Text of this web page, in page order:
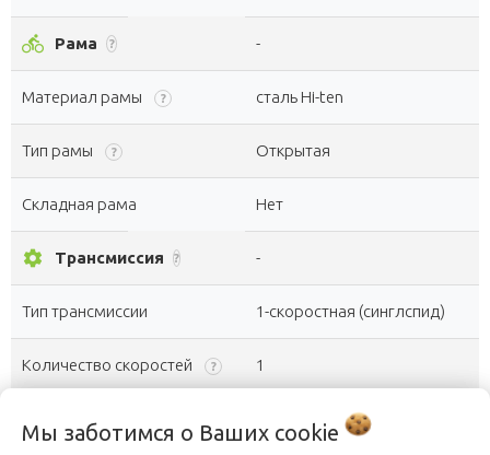
directions_bike Рама ? -
Материал рамы ? сталь Hi-ten
Тип рамы ? Открытая
Складная рама Нет
settings Трансмиссия ? -
Тип трансмиссии 1-скоростная (синглспид)
Количество скоростей ? 1
Golden Swallow стальная
Мы заботимся о Ваших cookie